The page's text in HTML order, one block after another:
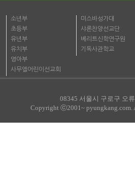
소년부
초등부
유년부
유치부
영아부
사무엘어린이선교회
미스바성가대
샤론찬양선교단
베리트신학연구원
기독사관학교
08345 서울시 구로구 오
Copyright ⓒ2001~ pyungkang.com.